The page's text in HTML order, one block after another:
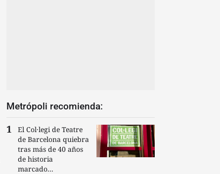
Metrópoli recomienda:
El Col·legi de Teatre
de Barcelona quiebra
tras más de 40 años
de historia
marcado...